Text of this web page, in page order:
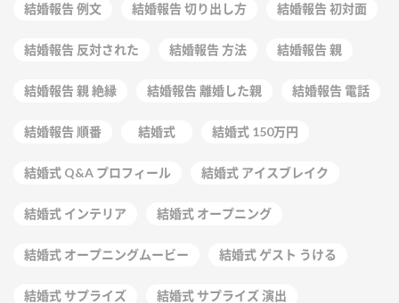
結婚報告 例文 結婚報告 切り出し方 結婚報告 初対面
結婚報告 反対された 結婚報告 方法 結婚報告 親
結婚報告 親 絶縁 結婚報告 離婚した親 結婚報告 電話
結婚報告 順番 結婚式 結婚式 150万円
結婚式 Q&A プロフィール 結婚式 アイスブレイク
結婚式 インテリア 結婚式 オープニング
結婚式 オープニングムービー 結婚式 ゲスト うける
結婚式 サプライズ 結婚式 サプライズ 演出